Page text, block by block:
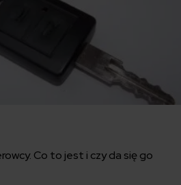
Co to jest i czy da się go